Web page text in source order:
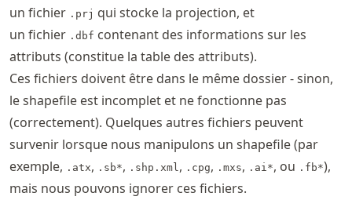
un fichier .prj qui stocke la projection, et
un fichier .dbf contenant des informations sur les
attributs (constitue la table des attributs).
Ces fichiers doivent être dans le même dossier - sinon,
le shapefile est incomplet et ne fonctionne pas
(correctement). Quelques autres fichiers peuvent
survenir lorsque nous manipulons un shapefile (par
exemple, .atx, .sb*, .shp.xml , .cpg, .mxs, .ai*, ou .fb*),
mais nous pouvons ignorer ces fichiers.